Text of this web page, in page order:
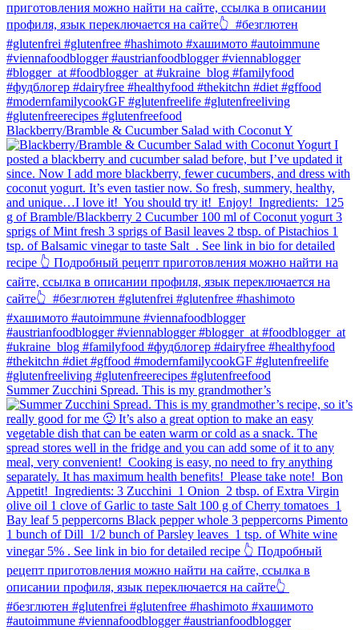
Blackberry/Bramble & Cucumber Salad with Coconut Y
Summer Zucchini Spread.⁠ This is my grandmother’s